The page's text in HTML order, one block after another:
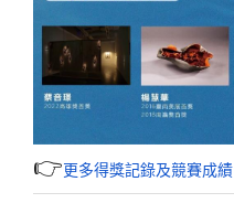
👉更多得獎記錄及競賽成績